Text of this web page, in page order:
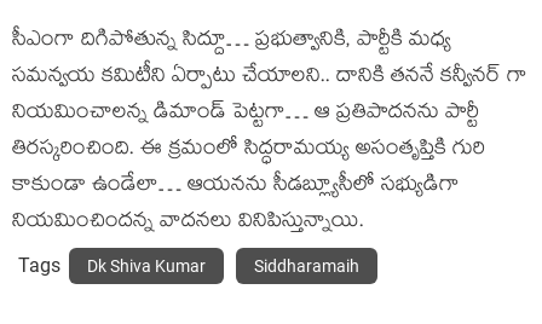
సీఎంగా దిగిపోతున్న సిద్దూ… ప్రభుత్వానికి, పార్టీకి మధ్య
సమన్వయ కమిటీని ఏర్పాటు చేయాలని.. దానికి తననే కన్వీనర్ గా
నియమించాలన్న డిమాండ్ పెట్టగా… ఆ ప్రతిపాదనను పార్టీ
తిరస్కరించింది. ఈ క్రమంలో సిద్ధరామయ్య అసంతృప్తికి గురి
కాకుండా ఉండేలా… ఆయనను సీడబ్ల్యూసీలో సభ్యుడిగా
నియమించిందన్న వాదనలు వినిపిస్తున్నాయి.
Tags Dk Shiva Kumar Siddharamaih